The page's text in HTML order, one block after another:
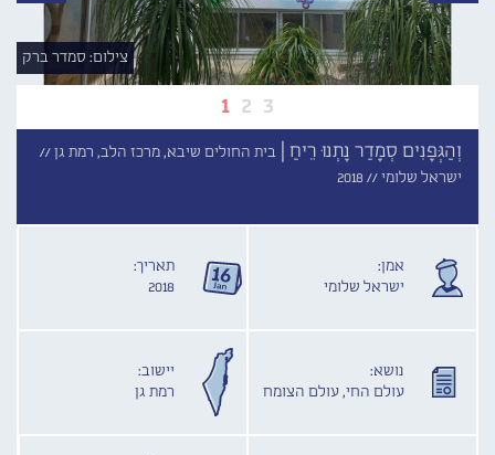
1 2 3
צילום: סמדר ברק
וְהַגְּפָנִים סְמָדַר נָתְנוּ רֵיחַ | בית החולים שיבא, מרכז הלב, רמת גן //
ישראל שלומי // 2018
אמן:
ישראל שלומי
תאריך:
2018
נושא:
עולם החי, עולם הצומח
יישוב:
רמת גן